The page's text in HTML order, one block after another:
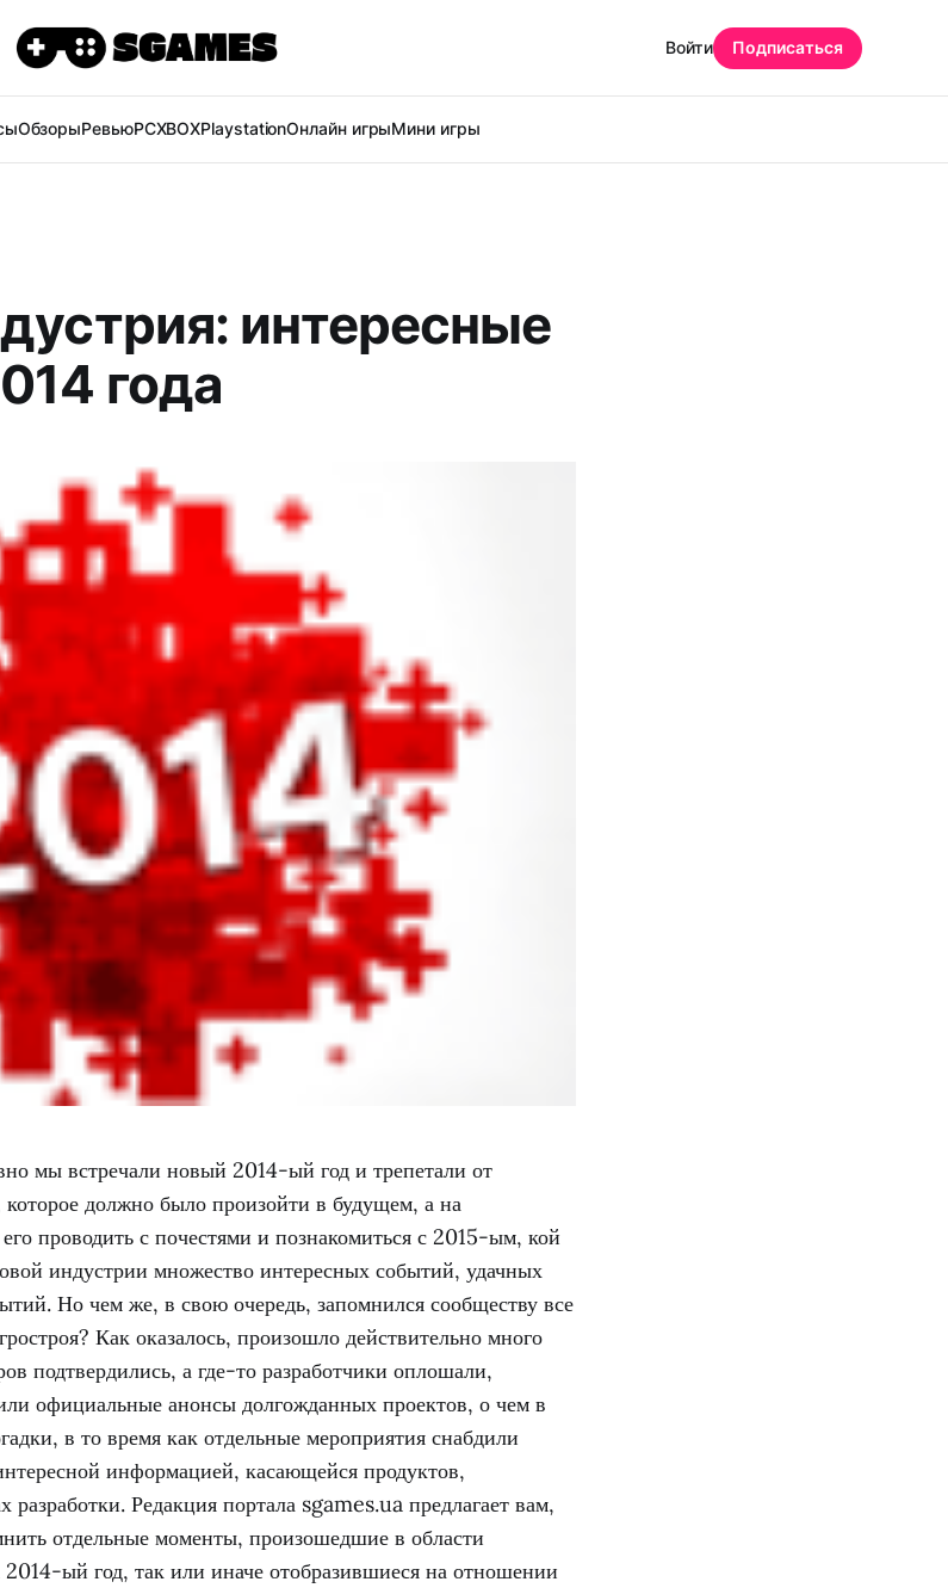
ОбзорыРевьюPCXBOXPlaystationОнлайн игрыМини игры
Войти Подписаться
интересные
года
мы встречали новый 2014-ый год и трепетали от
которое должно было произойти в будущем, а на
проводить с почестями и познакомиться с 2015-ым, кой
индустрии множество интересных событий, удачных
Но чем же, в свою очередь, запомнился сообществу все
Как оказалось, произошло действительно много
подтвердились, а где-то разработчики оплошали,
официальные анонсы долгожданных проектов, о чем в
в то время как отдельные мероприятия снабдили
информацией, касающейся продуктов,
разработки. Редакция портала sgames.ua предлагает вам,
отдельные моменты, произошедшие в области
ый год, так или иначе отобразившиеся на отношении